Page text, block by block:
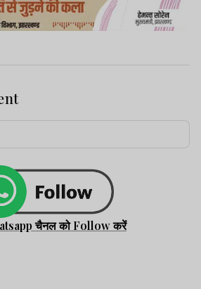
चैनल को Follow करें